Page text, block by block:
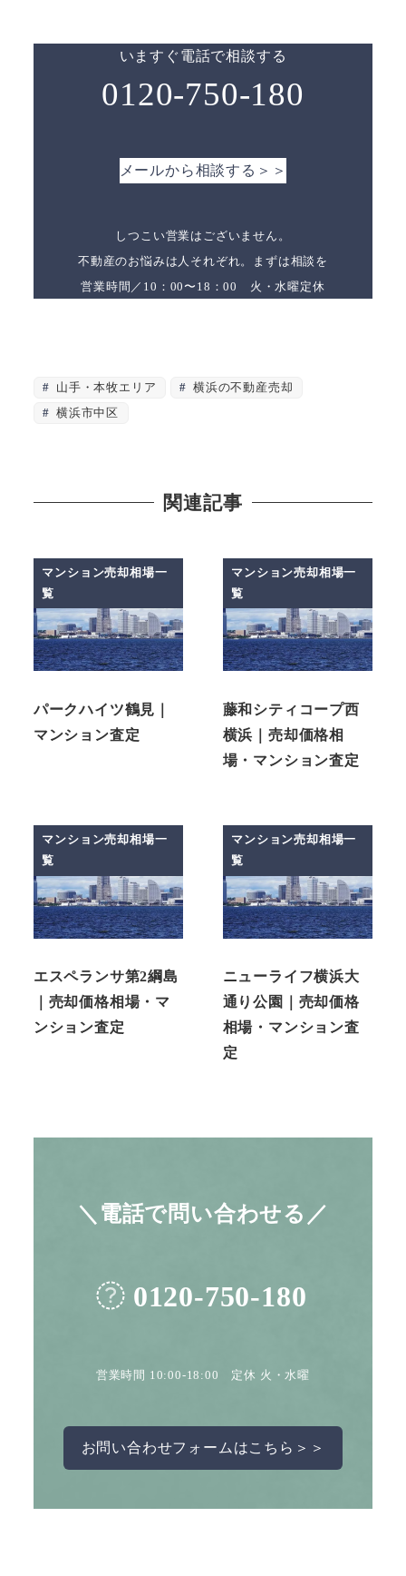
いますぐ電話で相談する
0120-750-180
メールから相談する＞＞
しつこい営業はございません。
不動産のお悩みは人それぞれ。まずは相談を
営業時間／10：00〜18：00 火・水曜定休
山手・本牧エリア
横浜の不動産売却
横浜市中区
関連記事
マンション売却相場一
覧
パークハイツ鶴見｜
マンション査定
マンション売却相場一
覧
藤和シティコープ西
横浜｜売却価格相
場・マンション査定
マンション売却相場一
覧
エスペランサ第2綱島
｜売却価格相場・マ
ンション査定
マンション売却相場一
覧
ニューライフ横浜大
通り公園｜売却価格
相場・マンション査
定
＼電話で問い合わせる／
0120-750-180
営業時間 10:00-18:00 定休 火・水曜
お問い合わせフォームはこちら＞＞